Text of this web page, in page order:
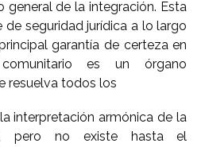
general de la integración. Esta
seguridad jurídica a lo largo
garantía de certeza en
es un órgano
resuelva todos los
interpretación armónica de la
pero no existe hasta el